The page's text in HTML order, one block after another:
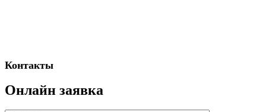
Контакты
Онлайн заявка